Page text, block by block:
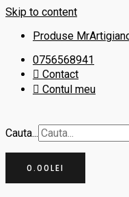
Skip to content
Produse
0756568941
Contact
Contul meu
Cauta...
0.00LEI